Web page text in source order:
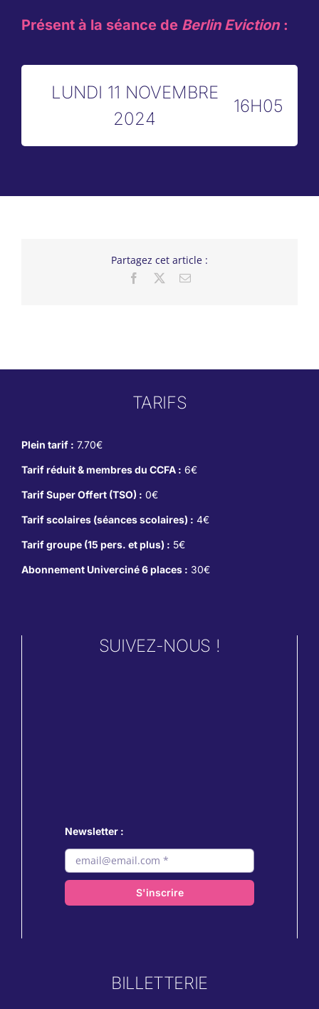
Présent à la séance de Berlin Eviction :
LUNDI 11 NOVEMBRE
2024
16H05
Partagez cet article :
Facebook Email
TARIFS
Plein tarif : 7.70€
Tarif réduit & membres du CCFA : 6€
Tarif Super Offert (TSO) : 0€
Tarif scolaires (séances scolaires) : 4€
Tarif groupe (15 pers. et plus) : 5€
Abonnement Univerciné 6 places : 30€
SUIVEZ-NOUS !
Newsletter :
S'inscrire
BILLETTERIE